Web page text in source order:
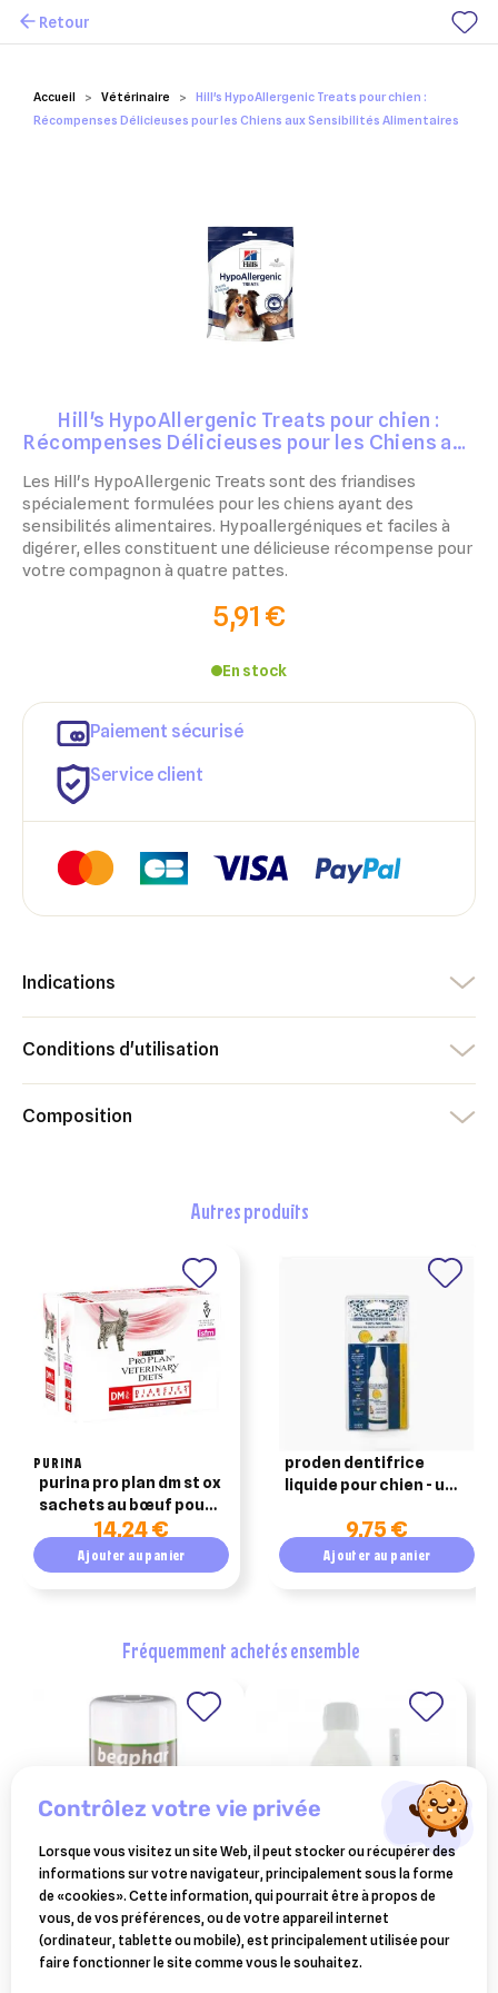
Mes favoris
Accueil Vétérinaire
Hill's HypoAllergenic Treats pour chien :
Récompenses Délicieuses pour les Chiens aux Sensibilités Alimentaires
Retour
Hill's HypoAllergenic Treats pour chien :
Récompenses Délicieuses pour les Chiens aux
Les Hill's HypoAllergenic Treats sont des friandises
spécialement formulées pour les chiens ayant des
sensibilités alimentaires. Hypoallergéniques et faciles à
digérer, elles constituent une délicieuse récompense pour
votre compagnon à quatre pattes.
5,91 €
En stock
Paiement sécurisé
Service client
Indications
Conditions d'utilisation
Composition
autres produits
PURINA
purina pro plan dm st ox
sachets au bœuf pour
chat diabétiques 10 x
14,24 €
Ajouter au panier
proden dentifrice
liquide pour chien - une
dentaire naturelle et
rafraîchissante - 25ml
9,75 €
Ajouter au panier
fréquemment achetés ensemble
BEAPHAR
beaphar lingette
nettoyante yeux et oreilles
b/100
8,80 €
BOEHRINGER INGELHEIM
phosphaluvet gel oral
gastrites aigues chien
flacon 250 gr11,90 €
×
Créer une liste d'envies ×
Nom de la liste d'envies
Connexion ×
Vous devez être connecté pour ajouter des produits à votre
contrôlez votre vie privée
Lorsque vous visitez un site Web, il peut stocker ou récupérer des
informations sur votre navigateur, principalement sous la forme
de «cookies». Cette information, qui pourrait être à propos de
vous, de vos préférences, ou de votre appareil internet
(ordinateur, tablette ou mobile), est principalement utilisée pour
faire fonctionner le site comme vous le souhaitez.